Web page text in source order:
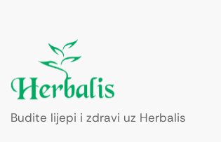
Budite lijepi i zdravi uz Herbalis